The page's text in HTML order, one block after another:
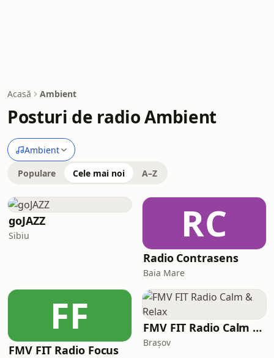
Acasă Ambient
Posturi de radio Ambient
Ambient
Populare Cele mai noi A–Z
goJAZZ
Sibiu RC
Radio Contrasens
Baia Mare
FF
FMV FIT Radio Focus
FMV FIT Radio Calm & Relax
Brașov